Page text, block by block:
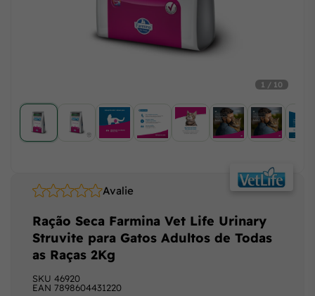
1 / 10
Avalie
SKU 46920
EAN 7898604431220
Ração Seca Farmina Vet Life Urinary
Struvite para Gatos Adultos de Todas
as Raças 2Kg